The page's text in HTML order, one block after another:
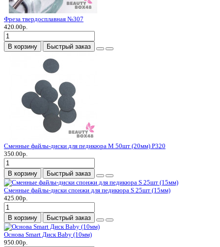
Фреза твердосплавная №307
420.00р.
В корзину Быстрый заказ
Сменные файлы-диски для педикюра M 50шт (20мм) P320
350.00р.
В корзину Быстрый заказ
Сменные файлы-диски спонжи для педикюра S 25шт (15мм)
425.00р.
В корзину Быстрый заказ
Основа Smart Диск Baby (10мм)
950.00р.